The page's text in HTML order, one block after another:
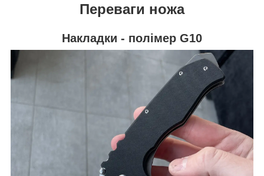
Переваги ножа
Накладки - полімер G10